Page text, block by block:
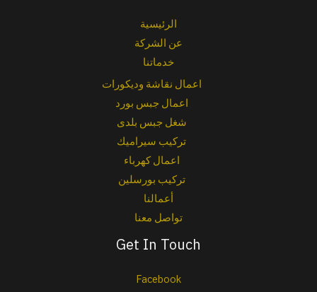
الرئيسية
عن الشركة
خدماتنا
اعمال نقاشة وديكورات
اعمال جبس بورد
شغل جبس بلدى
تركيب سيراميك
اعمال كهرباء
تركيب بورسلين
أعمالنا
تواصل معنا
Get In Touch
Facebook